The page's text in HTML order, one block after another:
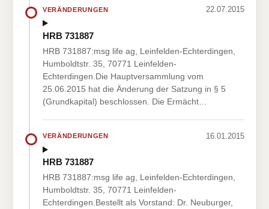
VERÄNDERUNGEN 22.07.2015
HRB 731887
HRB 731887:msg life ag, Leinfelden-Echterdingen,
Humboldtstr. 35, 70771 Leinfelden-
Echterdingen.Die Hauptversammlung vom
25.06.2015 hat die Änderung der Satzung in § 5
(Grundkapital) beschlossen. Die Ermächt…
VERÄNDERUNGEN 16.01.2015
HRB 731887
HRB 731887:msg life ag, Leinfelden-Echterdingen,
Humboldtstr. 35, 70771 Leinfelden-
Echterdingen.Bestellt als Vorstand: Dr. Neuburger,